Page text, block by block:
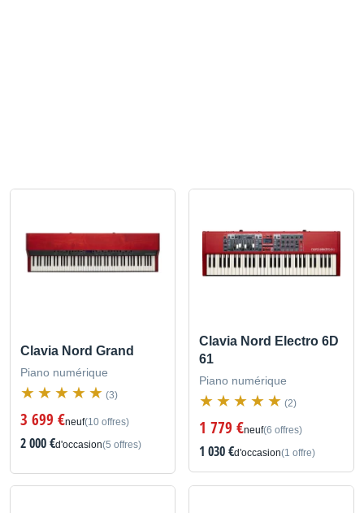
Clavia Nord Grand
Piano numérique
(3)
3 699 €neuf(10 offres)
2 000 €d'occasion(5 offres)
Clavia Nord Electro 6D
61
Piano numérique
(2)
1 779 €neuf(6 offres)
1 030 €d'occasion(1 offre)